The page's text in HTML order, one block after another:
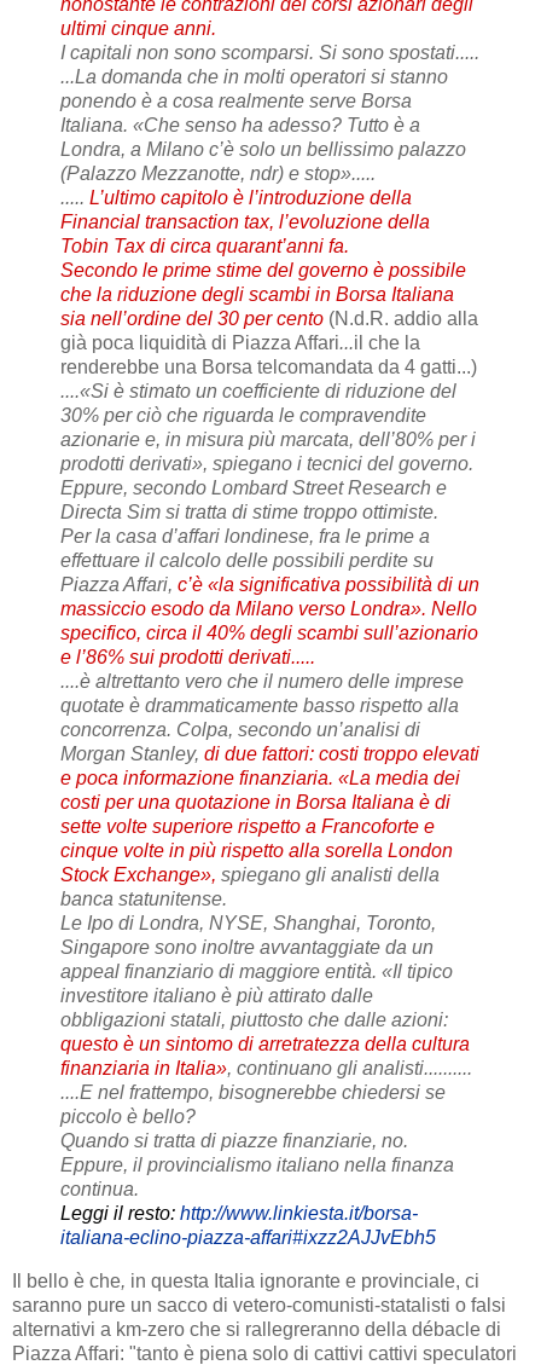
ultimi cinque anni.
I capitali non sono scomparsi. Si sono spostati.....
...La domanda che in molti operatori si stanno
ponendo è a cosa realmente serve Borsa
Italiana. «Che senso ha adesso? Tutto è a
Londra, a Milano c’è solo un bellissimo palazzo
(Palazzo Mezzanotte, ndr) e stop».....
..... L’ultimo capitolo è l’introduzione della
Financial transaction tax, l’evoluzione della
Tobin Tax di circa quarant’anni fa.
Secondo le prime stime del governo è possibile
che la riduzione degli scambi in Borsa Italiana
sia nell’ordine del 30 per cento (N.d.R. addio alla
già poca liquidità di Piazza Affari...il che la
renderebbe una Borsa telcomandata da 4 gatti...)
....«Si è stimato un coefficiente di riduzione del
30% per ciò che riguarda le compravendite
azionarie e, in misura più marcata, dell’80% per i
prodotti derivati», spiegano i tecnici del governo.
Eppure, secondo Lombard Street Research e
Directa Sim si tratta di stime troppo ottimiste.
Per la casa d’affari londinese, fra le prime a
effettuare il calcolo delle possibili perdite su
Piazza Affari, c’è «la significativa possibilità di un
massiccio esodo da Milano verso Londra». Nello
specifico, circa il 40% degli scambi sull’azionario
e l’86% sui prodotti derivati.....
....è altrettanto vero che il numero delle imprese
quotate è drammaticamente basso rispetto alla
concorrenza. Colpa, secondo un’analisi di
Morgan Stanley, di due fattori: costi troppo elevati
e poca informazione finanziaria. «La media dei
costi per una quotazione in Borsa Italiana è di
sette volte superiore rispetto a Francoforte e
cinque volte in più rispetto alla sorella London
Stock Exchange», spiegano gli analisti della
banca statunitense.
Le Ipo di Londra, NYSE, Shanghai, Toronto,
Singapore sono inoltre avvantaggiate da un
appeal finanziario di maggiore entità. «Il tipico
investitore italiano è più attirato dalle
obbligazioni statali, piuttosto che dalle azioni:
questo è un sintomo di arretratezza della cultura
finanziaria in Italia», continuano gli analisti..........
....E nel frattempo, bisognerebbe chiedersi se
piccolo è bello?
Quando si tratta di piazze finanziarie, no.
Eppure, il provincialismo italiano nella finanza
continua.
Leggi il resto: http://www.linkiesta.it/borsa-
italiana-eclino-piazza-affari#ixzz2AJJvEbh5
Il bello è che, in questa Italia ignorante e provinciale, ci
saranno pure un sacco di vetero-comunisti-statalisti o falsi
alternativi a km-zero che si rallegreranno della débacle di
Piazza Affari: "tanto è piena solo di cattivi cattivi speculatori